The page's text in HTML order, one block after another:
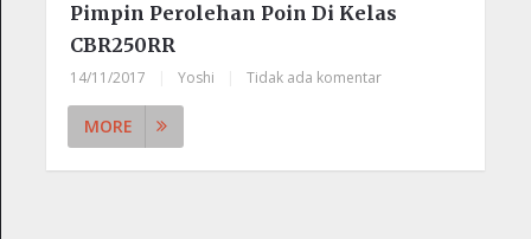
Pimpin Perolehan Poin Di Kelas
CBR250RR
14/11/2017 Yoshi Tidak ada komentar
MORE